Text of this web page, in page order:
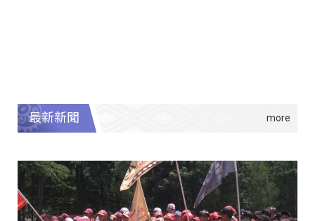
最新新聞